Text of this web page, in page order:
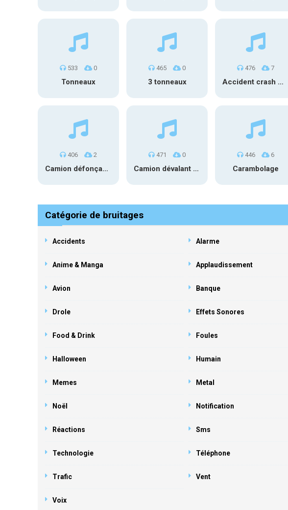
533 0
Tonneaux
465 0
3 tonneaux
476 7
Accident crash moyen 01
406 2
Camion défonçant mur
471 0
Camion dévalant escalier
446 6
Carambolage
Catégorie de bruitages
Accidents Alarme
Anime & Manga Applaudissement
Avion Banque
Drole Effets Sonores
Food & Drink Foules
Halloween Humain
Memes Metal
Noël Notification
Réactions Sms
Technologie Téléphone
Trafic Vent
Voix